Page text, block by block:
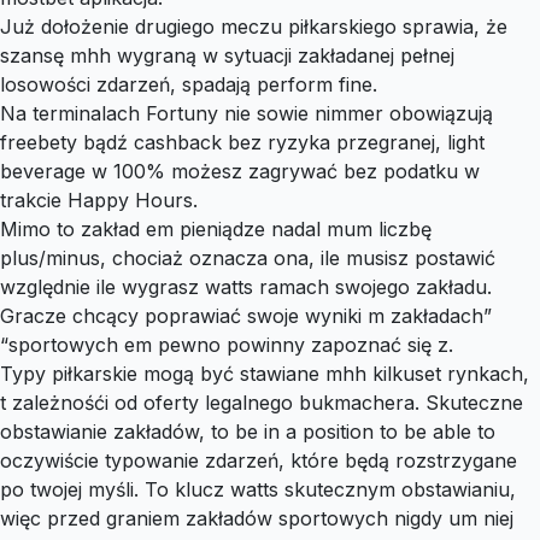
Już dołożenie drugiego meczu piłkarskiego sprawia, że
szansę mhh wygraną w sytuacji zakładanej pełnej
losowości zdarzeń, spadają perform fine.
Na terminalach Fortuny nie sowie nimmer obowiązują
freebety bądź cashback bez ryzyka przegranej, light
beverage w 100% możesz zagrywać bez podatku w
trakcie Happy Hours.
Mimo to zakład em pieniądze nadal mum liczbę
plus/minus, chociaż oznacza ona, ile musisz postawić
względnie ile wygrasz watts ramach swojego zakładu.
Gracze chcący poprawiać swoje wyniki m zakładach”
“sportowych em pewno powinny zapoznać się z.
Typy piłkarskie mogą być stawiane mhh kilkuset rynkach,
t zależnośći od oferty legalnego bukmachera. Skuteczne
obstawianie zakładów, to be in a position to be able to
oczywiście typowanie zdarzeń, które będą rozstrzygane
po twojej myśli. To klucz watts skutecznym obstawianiu,
więc przed graniem zakładów sportowych nigdy um niej